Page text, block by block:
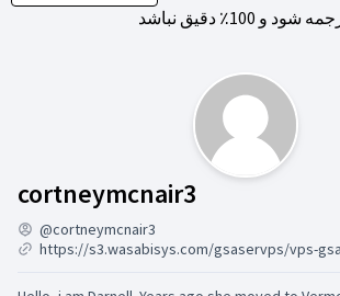
cortneymcnair3
@cortneymcnair3